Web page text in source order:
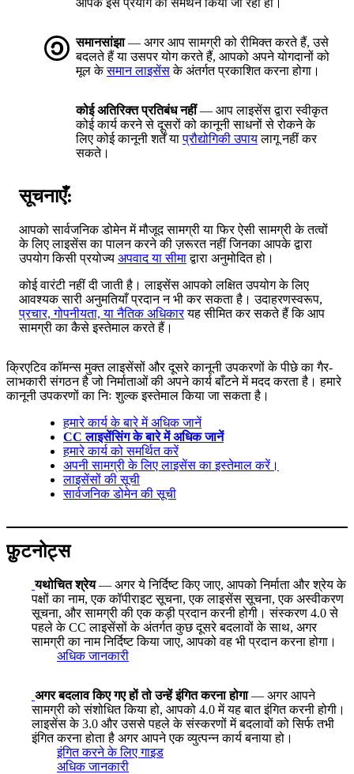
आपके इस प्रयोग का समर्थन किया जा रहा हो।
समानसांझा— अगर आप सामग्री को रीमिक्त करते हैं, उसे
बदलते हैं या उसपर योग करते हैं, आपको अपने योगदानों को
मूल केसमान लाइसेंसके अंतर्गत प्रकाशित करना होगा।
कोई अतिरिक्त प्रतिबंध नहीं— आप लाइसेंस द्वारा स्वीकृत
कोई कार्य करने से दूसरों को कानूनी साधनों से रोकने के
लिए कोई कानूनी शर्तें याप्रौद्योगिकी उपायलागू नहीं कर
सकते।
सूचनाएँ:
आपको सार्वजनिक डोमेन में मौजूद सामग्री या फिर ऐसी सामग्री के तत्वों
के लिए लाइसेंस का पालन करने की ज़रूरत नहीं जिनका आपके द्वारा
उपयोग किसी प्रयोज्य अपवाद या सीमाद्वारा अनुमोदित हो।
कोई वारंटी नहीं दी जाती है। लाइसेंस आपको लक्षित उपयोग के लिए
आवश्यक सारी अनुमतियाँ प्रदान न भी कर सकता है। उदाहरणस्वरूप,
प्रचार, गोपनीयता, या नैतिक अधिकारयह सीमित कर सकते हैं कि आप
सामग्री का कैसे इस्तेमाल करते हैं।
क्रिएटिव कॉमन्स मुक्त लाइसेंसों और दूसरे कानूनी उपकरणों के पीछे का गैर-
लाभकारी संगठन है जो निर्माताओं की अपने कार्य बाँटने में मदद करता है। हमारे
कानूनी उपकरणों का निः शुल्क इस्तेमाल किया जा सकता है।
हमारे कार्य के बारे में अधिक जानें
CC लाइसेंसिंग के बारे में अधिक जानें
हमारे कार्य को समर्थित करें
अपनी सामग्री के लिए लाइसेंस का इस्तेमाल करें।
लाइसेंसों की सूची
सार्वजनिक डोमेन की सूची
फ़ुटनोट्स
यथोचित श्रेय— अगर ये निर्दिष्ट किए जाए, आपको निर्माता और श्रेय के
पक्षों का नाम, एक कॉपीराइट सूचना, एक लाइसेंस सूचना, एक अस्वीकरण
सूचना, और सामग्री की एक कड़ी प्रदान करनी होगी। संस्करण 4.0 से
पहले के CC लाइसेंसों के अंतर्गत कुछ दूसरे बदलावों के साथ, अगर
सामग्री का नाम निर्दिष्ट किया जाए, आपको वह भी प्रदान करना होगा।
अधिक जानकारी
अगर बदलाव किए गए हों तो उन्हें इंगित करना होगा— अगर आपने
सामग्री को संशोधित किया हो, आपको 4.0 में यह बात इंगित करनी होगी।
लाइसेंस के 3.0 और उससे पहले के संस्करणों में बदलावों को सिर्फ तभी
इंगित करना होता है अगर आपने एक व्युत्पन्न कार्य बनाया हो।
इंगित करने के लिए गाइड
अधिक जानकारी